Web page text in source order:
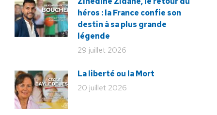
héros : la France confie son
destin à sa plus grande
légende
29 juillet 2026
La liberté ou la Mort
20 juillet 2026